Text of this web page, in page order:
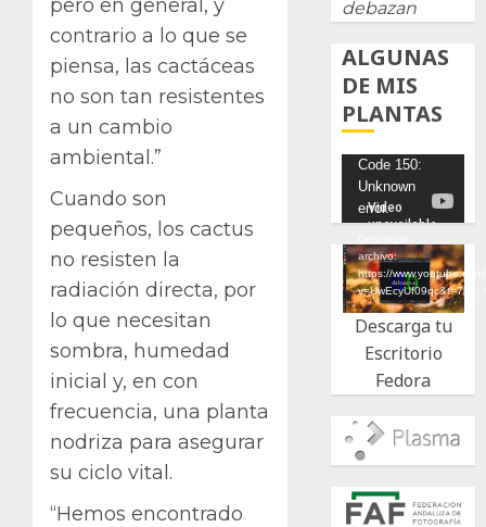
pero en general, y
contrario a lo que se
piensa, las cactáceas
no son tan resistentes
a un cambio
ambiental.”
Cuando son
pequeños, los cactus
no resisten la
radiación directa, por
lo que necesitan
sombra, humedad
inicial y, en con
frecuencia, una planta
nodriza para asegurar
su ciclo vital.
“Hemos encontrado
debazan
ALGUNAS
DE MIS
PLANTAS
Reproductor
de
vídeo
Code 150:
Unknown
error.
archivo:
https://
Descarga tu
Escritorio
Fedora